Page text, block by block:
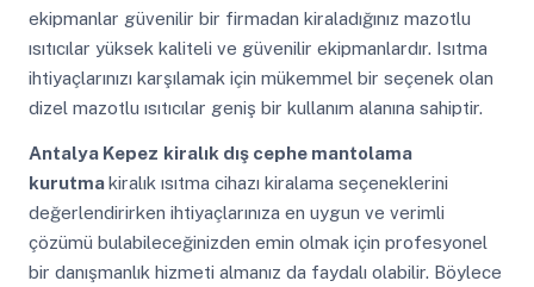
ekipmanlar güvenilir bir firmadan kiraladığınız mazotlu
ısıtıcılar yüksek kaliteli ve güvenilir ekipmanlardır. Isıtma
ihtiyaçlarınızı karşılamak için mükemmel bir seçenek olan
dizel mazotlu ısıtıcılar geniş bir kullanım alanına sahiptir.
Antalya Kepez kiralık dış cephe mantolama
kurutmakiralık ısıtma cihazı kiralama seçeneklerini
değerlendirirken ihtiyaçlarınıza en uygun ve verimli
çözümü bulabileceğinizden emin olmak için profesyonel
bir danışmanlık hizmeti almanız da faydalı olabilir. Böylece